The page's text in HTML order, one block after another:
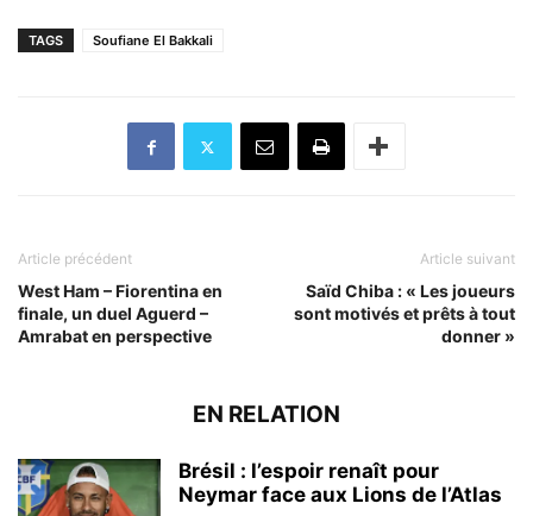
TAGS Soufiane El Bakkali
Article précédent
West Ham – Fiorentina en
finale, un duel Aguerd –
Amrabat en perspective
Article suivant
Saïd Chiba : « Les joueurs
sont motivés et prêts à tout
donner »
EN RELATION
Brésil : l’espoir renaît pour
Neymar face aux Lions de l’Atlas